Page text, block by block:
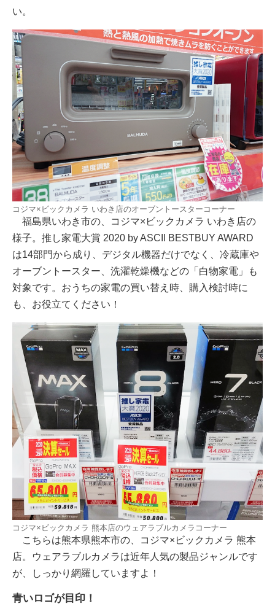
い。
コジマ×ビックカメラ いわき店のオーブントースターコーナー
福島県いわき市の、コジマ×ビックカメラ いわき店の
様子。推し家電大賞 2020 by ASCII BESTBUY AWARD
は14部門から成り、デジタル機器だけでなく、冷蔵庫や
オーブントースター、洗濯乾燥機などの「白物家電」も
対象です。おうちの家電の買い替え時、購入検討時に
も、お役立てください！
コジマ×ビックカメラ 熊本店のウェアラブルカメラコーナー
こちらは熊本県熊本市の、コジマ×ビックカメラ 熊本
店。ウェアラブルカメラは近年人気の製品ジャンルです
が、しっかり網羅していますよ！
青いロゴが目印！